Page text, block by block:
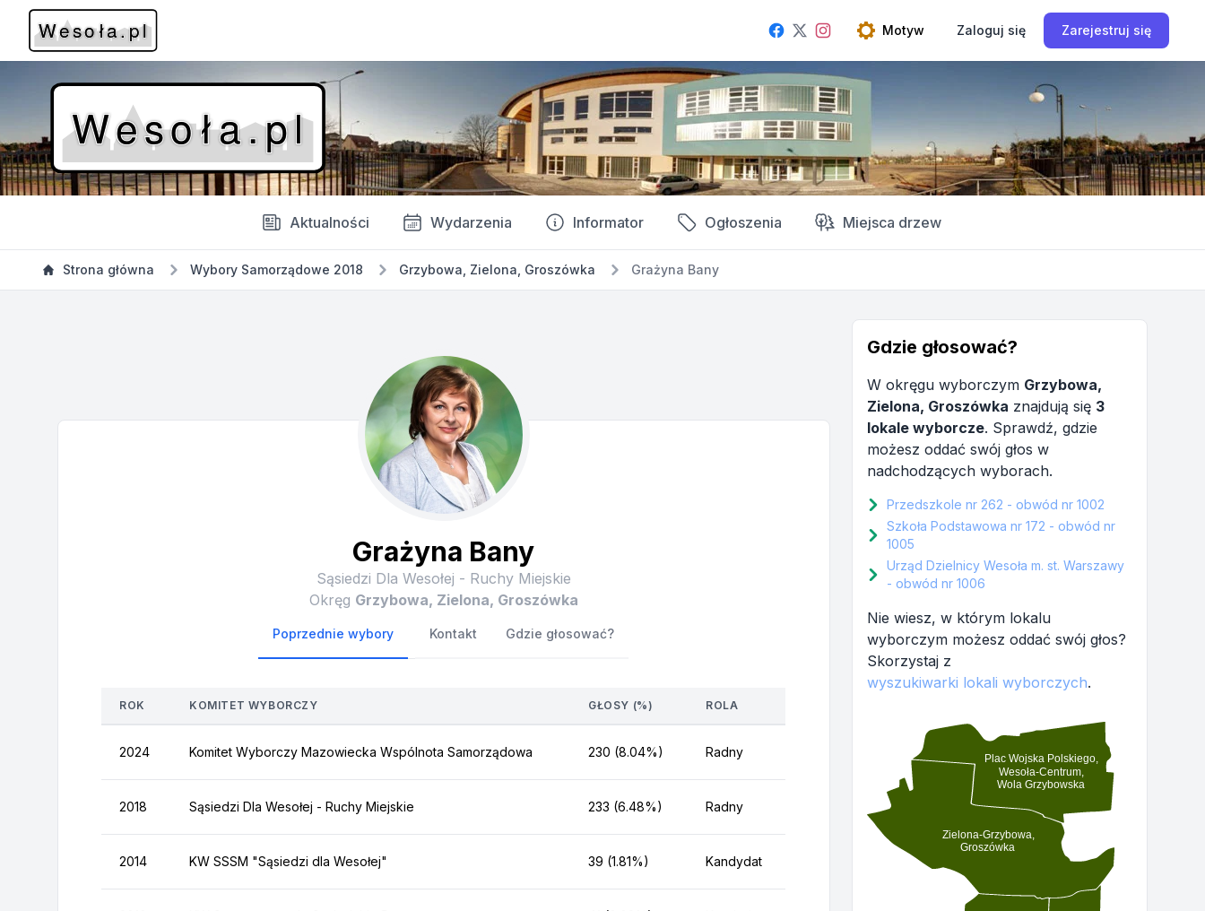
Facebook
TwitterInstagramOpen theme menu
Motyw Zaloguj się Zarejestruj się
Aktualności Wydarzenia Informator Ogłoszenia Miejsca drzew
Strona główna Wybory Samorządowe 2018 Grzybowa, Zielona, Groszówka Grażyna Bany
Grażyna Bany
Sąsiedzi Dla Wesołej - Ruchy Miejskie
Okręg Grzybowa, Zielona, Groszówka
Poprzednie wybory Kontakt Gdzie głosować?
ROK KOMITET WYBORCZY GŁOSY (%) ROLA
2024 Komitet Wyborczy Mazowiecka Wspólnota Samorządowa 230 (8.04%) Radny
2018 Sąsiedzi Dla Wesołej - Ruchy Miejskie 233 (6.48%) Radny
2014 KW SSSM "Sąsiedzi dla Wesołej" 39 (1.81%) Kandydat
Gdzie głosować?
W okręgu wyborczym Grzybowa,
Zielona, Groszówka znajdują się 3
lokale wyborcze. Sprawdź, gdzie
możesz oddać swój głos w
nadchodzących wyborach.
Przedszkole nr 262 - obwód nr 1002
Szkoła Podstawowa nr 172 - obwód nr
1005
Urząd Dzielnicy Wesoła m. st. Warszawy
- obwód nr 1006
Nie wiesz, w którym lokalu
wyborczym możesz oddać swój głos?
Skorzystaj z
wyszukiwarki lokali wyborczych.
Zielona-Grzybowa,
Groszówka
Plac Wojska Polskiego,
Wesoła-Centrum,
Wola Grzybowska